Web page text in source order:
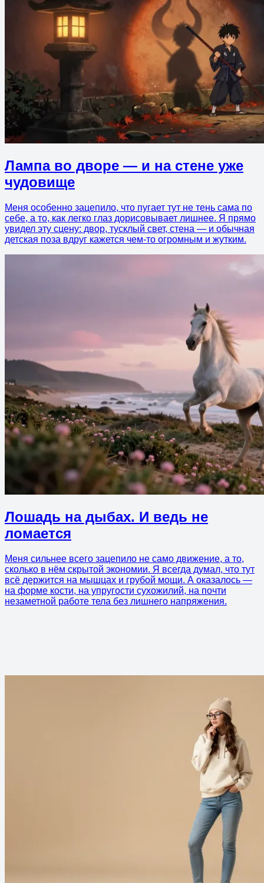
Лампа во дворе — и на стене уже
чудовище
Меня особенно зацепило, что пугает тут не тень сама по
себе, а то, как легко глаз дорисовывает лишнее. Я прямо
увидел эту сцену: двор, тусклый свет, стена — и обычная
детская поза вдруг кажется чем-то огромным и жутким.
Лошадь на дыбах. И ведь не
ломается
Меня сильнее всего зацепило не само движение, а то,
сколько в нём скрытой экономии. Я всегда думал, что тут
всё держится на мышцах и грубой мощи. А оказалось —
на форме кости, на упругости сухожилий, на почти
незаметной работе тела без лишнего напряжения.